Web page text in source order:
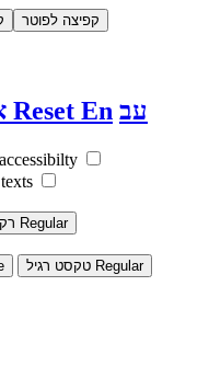
קפיצה לפוטר
Reset En עב
Regular
Regular